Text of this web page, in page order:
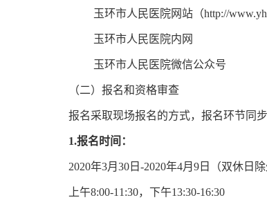
玉环市人民医院网站（http://
玉环市人民医院内网
玉环市人民医院微信公众号
（二）报名和资格审查
报名采取现场报名的方式，报名环节同
1.报名时间：
2020年3月30日-2020年4月9日（双休日除
上午8:00-11:30，下午13:30-16:30